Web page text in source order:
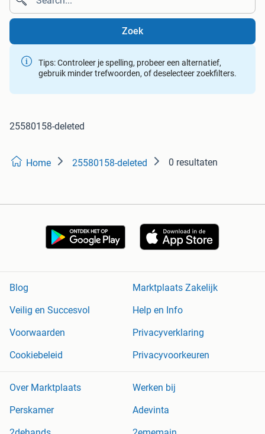
Zoek
Tips: Controleer je spelling, probeer een alternatief,
gebruik minder trefwoorden, of deselecteer zoekfilters.
25580158-deleted
Home 25580158-deleted 0 resultaten
Blog
Marktplaats Zakelijk
Veilig en Succesvol
Help en Info
Voorwaarden
Privacyverklaring
Cookiebeleid
Privacyvoorkeuren
Over Marktplaats
Werken bij
Perskamer
Adevinta